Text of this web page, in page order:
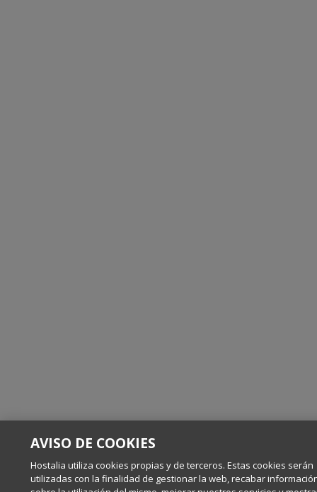
AVISO DE COOKIES
Hostalia utiliza cookies propias y de terceros. Estas cookies serán
utilizadas con la finalidad de gestionar la web, recabar